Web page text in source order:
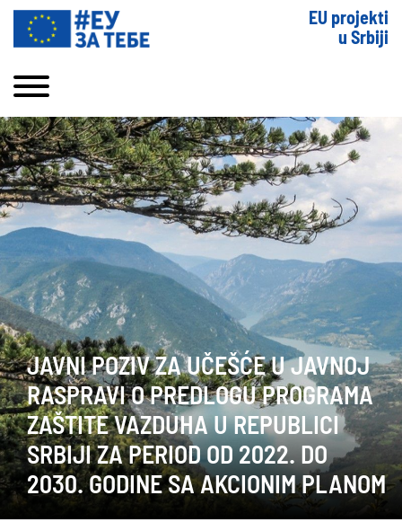
EU projekti
u Srbiji
JAVNI POZIV ZA UČEŠĆE U JAVNOJ
RASPRAVI O PREDLOGU PROGRAMA
ZAŠTITE VAZDUHA U REPUBLICI
SRBIJI ZA PERIOD OD 2022. DO
2030. GODINE SA AKCIONIM PLANOM